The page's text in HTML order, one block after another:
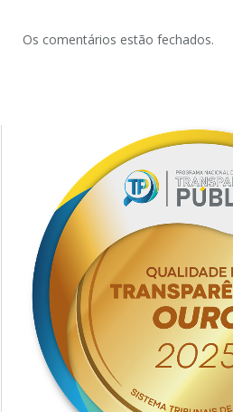
Os comentários estão fechados.